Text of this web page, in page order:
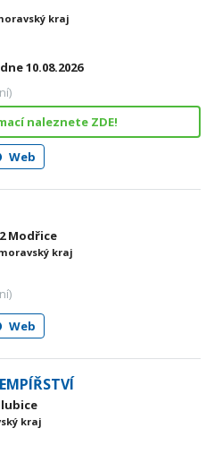
kraj
10.08.2026
naleznete ZDE!
Web
Modřice
kraj
Web
kraj